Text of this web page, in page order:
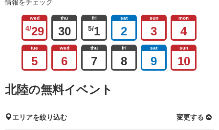
wed
4/29
thu
30
fri
5/1
sat
2
sun
3
mon
4
tue
5
wed
6
thu
7
fri
8
sat
9
sun
10
北陸の無料イベント
エリアを絞り込む 変更する